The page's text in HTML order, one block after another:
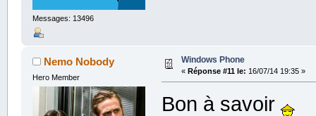
Messages: 13496
Nemo Nobody
Hero Member
Windows Phone
« Réponse #11 le: 16/07/14 19:35 »
Bon à savoir